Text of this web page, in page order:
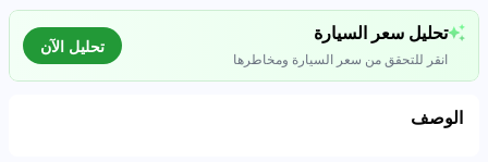
تحليل سعر السيارة
انقر للتحقق من سعر السيارة ومخاطرها
تحليل الآن
الوصف